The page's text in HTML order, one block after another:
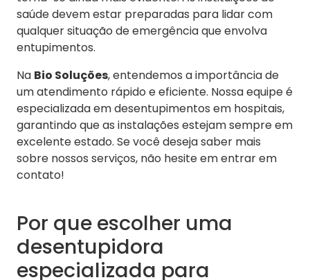
saúde devem estar preparadas para lidar com
qualquer situação de emergência que envolva
entupimentos.
Na Bio Soluções, entendemos a importância de
um atendimento rápido e eficiente. Nossa equipe é
especializada em desentupimentos em hospitais,
garantindo que as instalações estejam sempre em
excelente estado. Se você deseja saber mais
sobre nossos serviços, não hesite em entrar em
contato!
Por que escolher uma
desentupidora
especializada para